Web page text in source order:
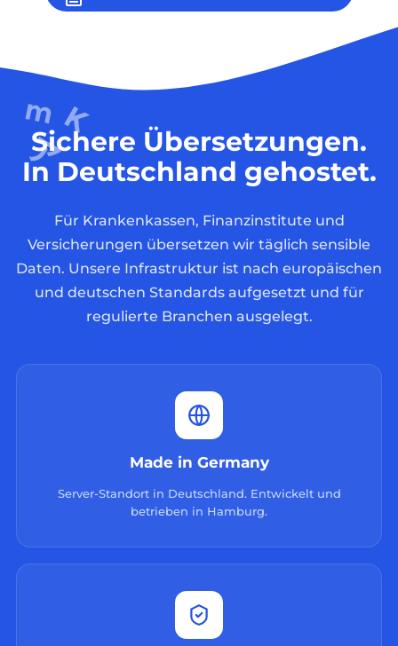
Sichere Übersetzungen.
In Deutschland gehostet.
Für Krankenkassen, Finanzinstitute und
Versicherungen übersetzen wir täglich sensible
Daten. Unsere Infrastruktur ist nach europäischen
und deutschen Standards aufgesetzt und für
regulierte Branchen ausgelegt.
Made in Germany
Server-Standort in Deutschland. Entwickelt und
betrieben in Hamburg.